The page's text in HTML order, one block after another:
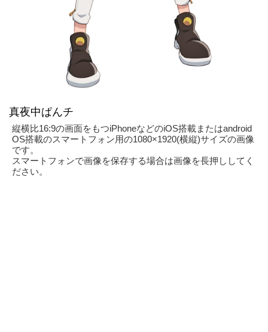
真夜中ぱんチ
縦横比16:9の画面をもつiPhoneなどのiOS搭載またはandroid
OS搭載のスマートフォン用の1080×1920(横縦)サイズの画像
です。
スマートフォンで画像を保存する場合は画像を長押ししてく
ださい。